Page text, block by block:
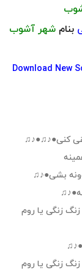
بنامشهر آشوب
Download New
کنی●♪♫●♪♫
بشی●♪♫
زنگی یا روم
زنگی یا روم